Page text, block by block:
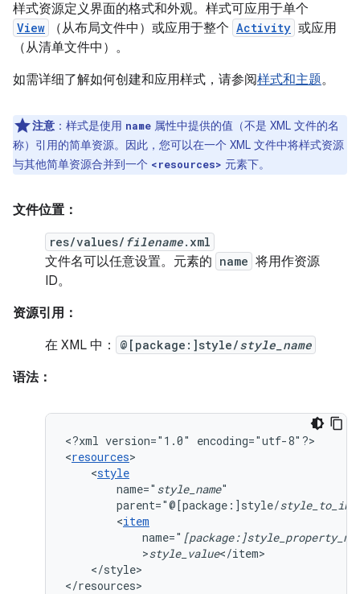
样式资源定义界面的格式和外观。样式可应用于单个
View （从布局文件中）或应用于整个 Activity 或应用
（从清单文件中）。
如需详细了解如何创建和应用样式，请参阅样式和主题。
注意 ：样式是使用 name 属性中提供的值（不是 XML 文件的名
称）引用的简单资源。因此，您可以在一个 XML 文件中将样式资源
与其他简单资源合并到一个 <resources> 元素下。
文件位置：
res/values/ filename.xml
文件名可以任意设置。元素的 name 将用作资源
ID。
资源引用：
在 XML 中：
@[package:]style/style_name
语法：
<?xml version="1.0"
encoding="utf-8"?>
<resources
<style
name=" style_name
parent="@[package:]style/
<item
name="
>style_value
</style>
</resources>